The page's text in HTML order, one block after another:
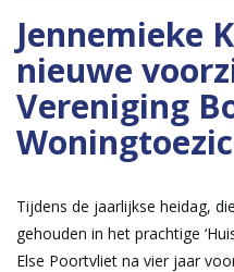
Jennemieke
nieuwe
Vereniging
Tijdens de jaarlijkse heidag,
gehouden in het prachtige
Else Poortvliet na vier jaar